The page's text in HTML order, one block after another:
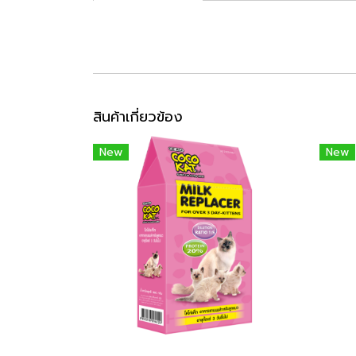
สินค้าเกี่ยวข้อง
New New